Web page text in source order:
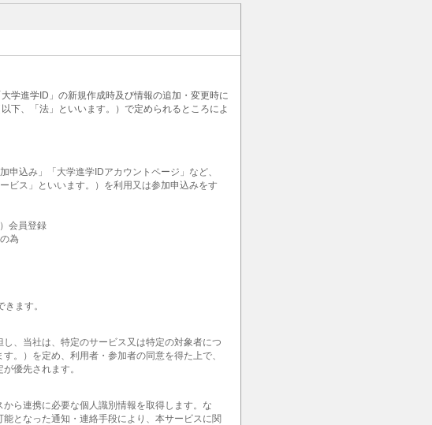
学進学ID」の新規作成時及び情報の追加・変更時に
下、「法」といいます。）で定められるところによ
申込み」「大学進学IDアカウントページ」など、
ビス」といいます。）を利用又は参加申込みをす
会員登録
為
ます。
、当社は、特定のサービス又は特定の対象者につ
。）を定め、利用者・参加者の同意を得た上で、
優先されます。
ら連携に必要な個人識別情報を取得します。な
となった通知・連絡手段により、本サービスに関